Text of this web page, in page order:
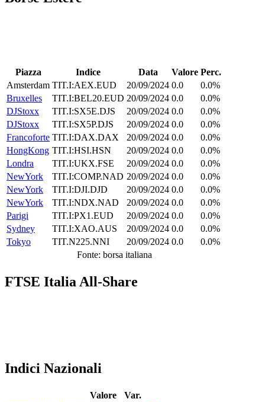
Piazza Indice Data Valore Perc.
Amsterdam TIT.I:AEX.EUD 20/09/2024 0.0
0.0%
Bruxelles
TIT.I:BEL20.EUD 20/09/2024 0.0
0.0%
DJStoxx
TIT.I:SX5E.DJS 20/09/2024 0.0
0.0%
DJStoxx
TIT.I:SX5P.DJS 20/09/2024 0.0
0.0%
Francoforte TIT.I:DAX.DAX 20/09/2024 0.0
0.0%
HongKong TIT.I:HSI.HSN 20/09/2024 0.0
0.0%
Londra
TIT.I:UKX.FSE 20/09/2024 0.0
0.0%
NewYork
TIT.I:COMP.NAD 20/09/2024 0.0
0.0%
NewYork
TIT.I:DJI.DJD 20/09/2024 0.0
0.0%
NewYork
TIT.I:NDX.NAD 20/09/2024 0.0
0.0%
Parigi
TIT.I:PX1.EUD 20/09/2024 0.0
0.0%
Sydney
TIT.I:XAO.AUS 20/09/2024 0.0
0.0%
Tokyo
TIT.N225.NNI 20/09/2024 0.0
0.0%
Fonte: borsa italiana
FTSE Italia All-Share
Indici Nazionali
Valore
Var.